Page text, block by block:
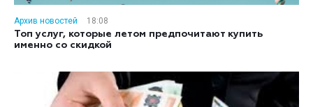
Архив новостей
18:08
Топ услуг, которые летом предпочитают купить
именно со скидкой